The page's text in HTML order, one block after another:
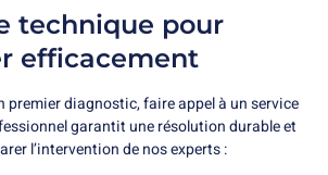
technique pour
efficacement
premier diagnostic, faire appel à un service
garantit une résolution durable et
l’intervention de nos experts :